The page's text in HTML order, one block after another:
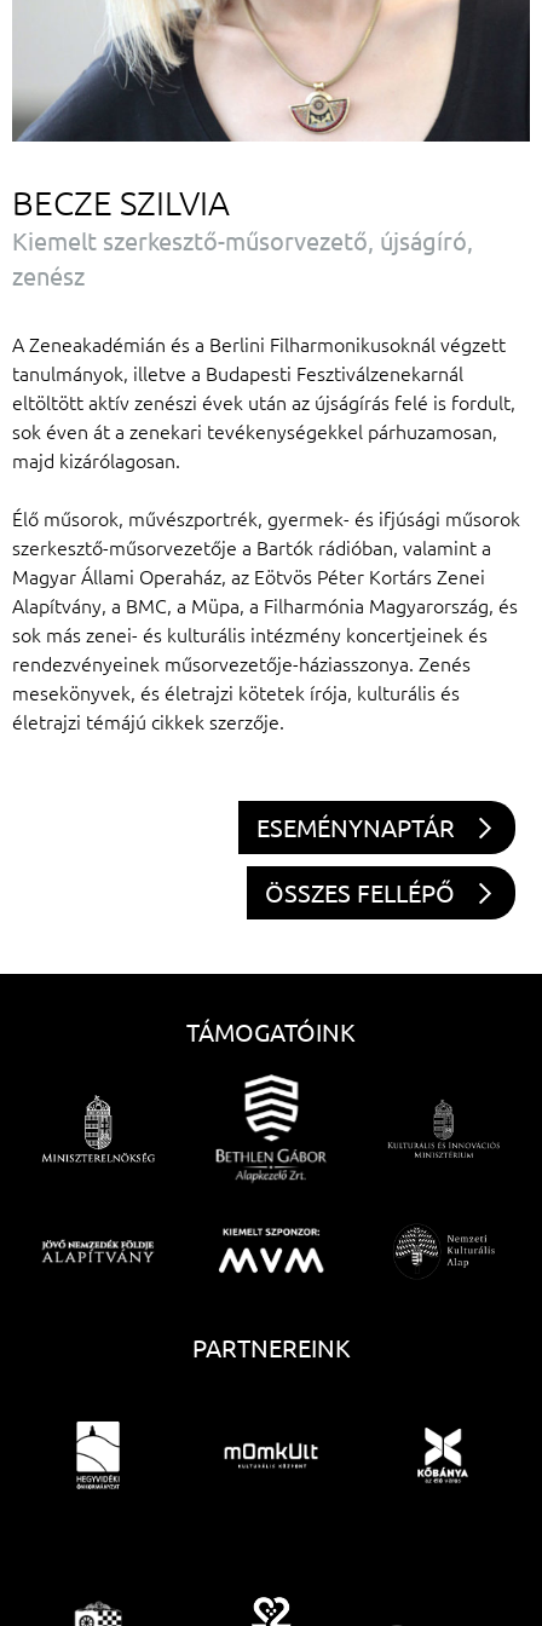
BECZE SZILVIA
Kiemelt szerkesztő-műsorvezető, újságíró,
zenész
A Zeneakadémián és a Berlini Filharmonikusoknál végzett
tanulmányok, illetve a Budapesti Fesztiválzenekarnál
eltöltött aktív zenészi évek után az újságírás felé is fordult,
sok éven át a zenekari tevékenységekkel párhuzamosan,
majd kizárólagosan.
Élő műsorok, művészportrék, gyermek- és ifjúsági műsorok
szerkesztő-műsorvezetője a Bartók rádióban, valamint a
Magyar Állami Operaház, az Eötvös Péter Kortárs Zenei
Alapítvány, a BMC, a Müpa, a Filharmónia Magyarország, és
sok más zenei- és kulturális intézmény koncertjeinek és
rendezvényeinek műsorvezetője-háziasszonya. Zenés
mesekönyvek, és életrajzi kötetek írója, kulturális és
életrajzi témájú cikkek szerzője.
ESEMÉNYNAPTÁR
ÖSSZES FELLÉPŐ
TÁMOGATÓINK
PARTNEREINK